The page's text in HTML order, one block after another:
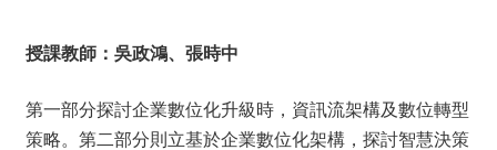
授課教師：吳政鴻、張時中
第一部分探討企業數位化升級時，資訊流架構及數位轉型
策略。第二部分則立基於企業數位化架構，探討智慧決策